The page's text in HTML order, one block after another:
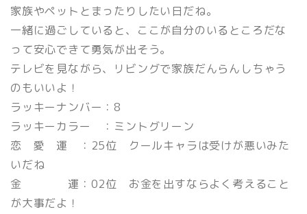
家族やペットとまったりしたい日だね。
一緒に過ごしていると、ここが自分のいるところだな
って安心できて勇気が出そう。
テレビを見ながら、リビングで家族だんらんしちゃう
のもいいよ！
ラッキーナンバー：8
ラッキーカラー ：ミントグリーン
恋 愛 運 ：25位 クールキャラは受けが悪いみた
いだね
金 運：02位 お金を出すならよく考えること
が大事だよ！